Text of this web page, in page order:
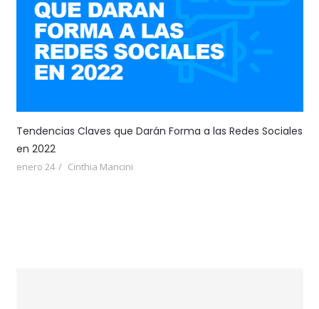
Tendencias Claves que Darán Forma a las Redes Sociales
en 2022
enero 24 Cinthia Mancini